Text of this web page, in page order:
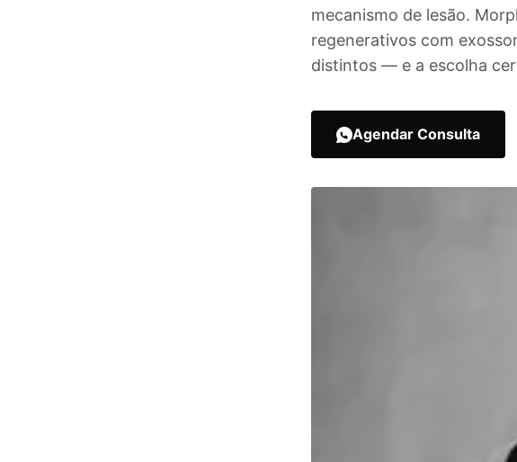
mecanismo de lesão.
regenerativos com
distintos — e a escolha
Agendar Consulta